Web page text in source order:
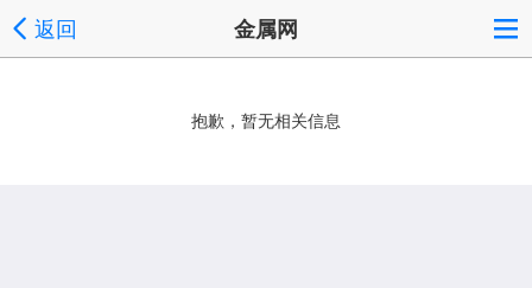
返回 金属网
抱歉，暂无相关信息